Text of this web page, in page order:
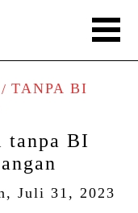
TANPA BI
tanpa BI
Juli 31, 2023